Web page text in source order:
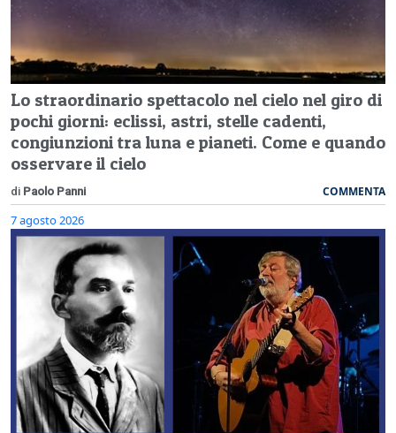
Lo straordinario spettacolo nel cielo nel giro di
pochi giorni: eclissi, astri, stelle cadenti,
congiunzioni tra luna e pianeti. Come e quando
osservare il cielo
di Paolo Panni COMMENTA
7 agosto 2026